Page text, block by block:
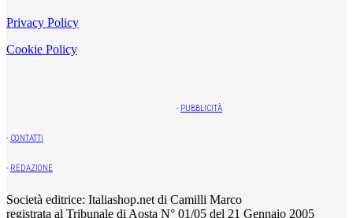
Privacy Policy
Cookie Policy
- PUBBLICITÀ
- CONTATTI
- REDAZIONE
Società editrice: Italiashop.net di Camilli Marco
registrata al Tribunale di Aosta N° 01/05 del 21 Gennaio 2005